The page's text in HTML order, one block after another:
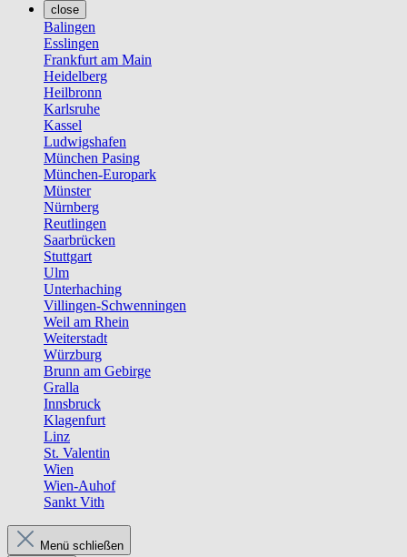
close
Balingen
Esslingen
Frankfurt am Main
Heidelberg
Heilbronn
Karlsruhe
Kassel
Ludwigshafen
München Pasing
München-Europark
Münster
Nürnberg
Reutlingen
Saarbrücken
Stuttgart
Ulm
Unterhaching
Villingen-Schwenningen
Weil am Rhein
Weiterstadt
Würzburg
Brunn am Gebirge
Gralla
Innsbruck
Klagenfurt
Linz
St. Valentin
Wien
Wien-Auhof
Sankt Vith
Menü schließen